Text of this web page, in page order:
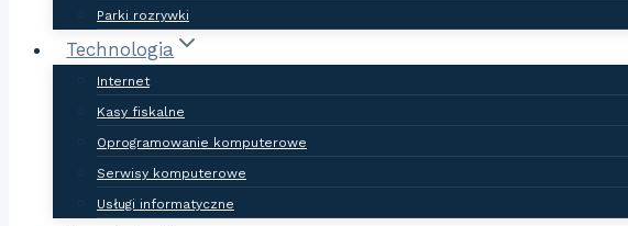
Parki rozrywki
Technologia
Internet
Kasy fiskalne
Oprogramowanie komputerowe
Serwisy komputerowe
Usługi informatyczne